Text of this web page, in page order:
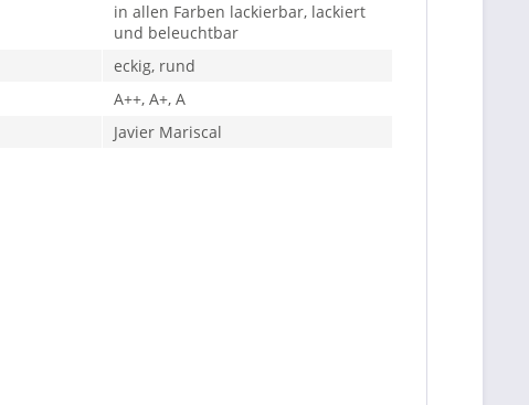
in allen Farben lackierbar, lackiert
und beleuchtbar
eckig, rund
A++, A+, A
Javier Mariscal